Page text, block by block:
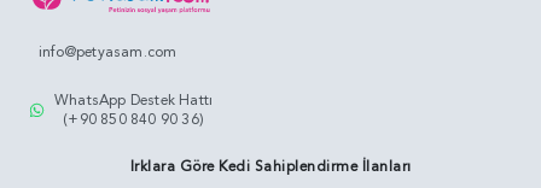
info@petyasam.com
WhatsApp Destek Hattı
(+90 850 840 90 36)
Irklara Göre Kedi Sahiplendirme İlanları